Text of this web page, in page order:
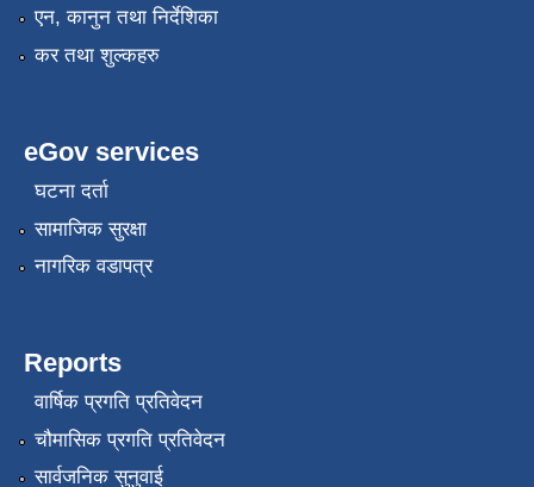
एन, कानुन तथा निर्देशिका
कर तथा शुल्कहरु
eGov services
घटना दर्ता
सामाजिक सुरक्षा
नागरिक वडापत्र
Reports
वार्षिक प्रगति प्रतिवेदन
चौमासिक प्रगति प्रतिवेदन
सार्वजनिक सुनुवाई